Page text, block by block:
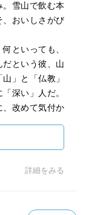
雪山で飲む本
、おいしさがび
といっても、
という彼、山
」と「仏教」
深い」人だ。
、改めて気付か
のと同じこと
ば獲得したこと
ないまま頂上
を捜していく
むけたんだなと
詳細をみる